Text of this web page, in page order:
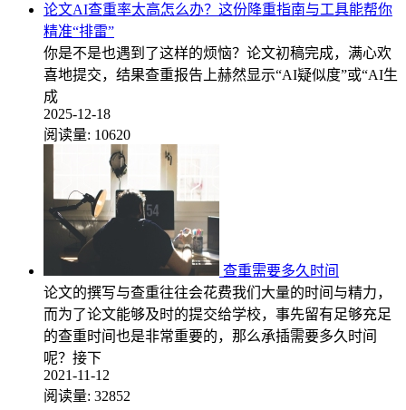
论文AI查重率太高怎么办？这份降重指南与工具能帮你
精准“排雷”
你是不是也遇到了这样的烦恼？论文初稿完成，满心欢
喜地提交，结果查重报告上赫然显示“AI疑似度”或“AI生
成
2025-12-18
阅读量: 10620
查重需要多久时间
论文的撰写与查重往往会花费我们大量的时间与精力，
而为了论文能够及时的提交给学校，事先留有足够充足
的查重时间也是非常重要的，那么承插需要多久时间
呢？接下
2021-11-12
阅读量: 32852